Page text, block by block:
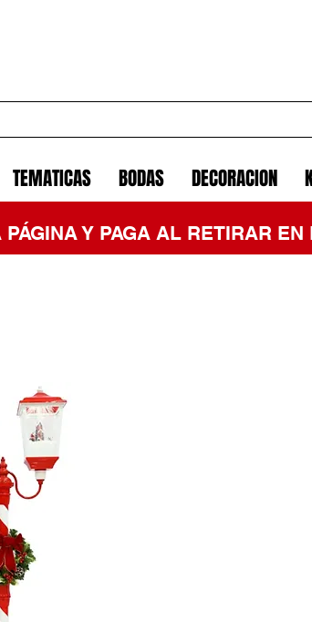
TEMATICAS BODAS DECORACION
Y PAGA AL RETIRAR